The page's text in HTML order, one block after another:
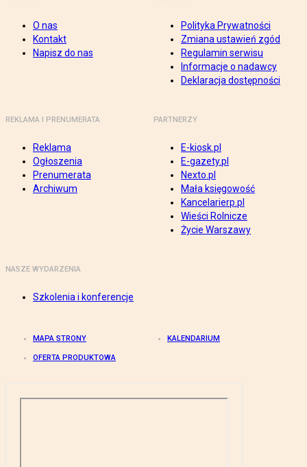
O nas
Kontakt
Napisz do nas
Polityka Prywatności
Zmiana ustawień zgód
Regulamin serwisu
Informacje o nadawcy
Deklaracja dostępności
REKLAMA I PRENUMERATA
Reklama
Ogłoszenia
Prenumerata
Archiwum
PARTNERZY
E-kiosk.pl
E-gazety.pl
Nexto.pl
Mała księgowość
Kancelarierp.pl
Wieści Rolnicze
Życie Warszawy
NASZE WYDARZENIA
Szkolenia i konferencje
MAPA STRONY KALENDARIUM
OFERTA PRODUKTOWA